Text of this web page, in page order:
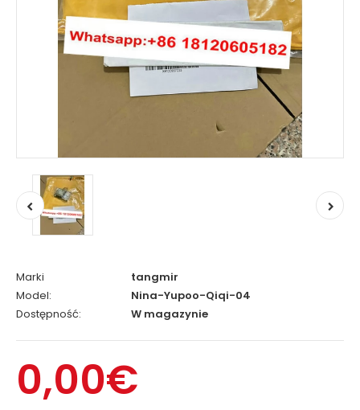
Marki
tangmir
Model:
Nina-Yupoo-Qiqi-04
Dostępność:
W magazynie
0,00€